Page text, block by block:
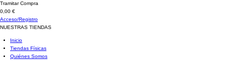
Tramitar Compra
0,00 €
Acceso/Registro
NUESTRAS TIENDAS
Inicio
Tiendas Físicas
Quiénes Somos